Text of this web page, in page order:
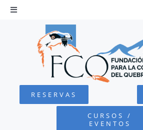
Saltar
Toggle
Navigation
QUEBRANTAHUESOS
FUNDACIÓN
RESERVAS
CURSOS /
EVENTOS